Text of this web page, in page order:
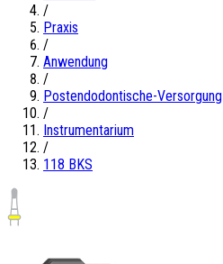
/
Praxis
/
Anwendung
/
Postendodontische-Versorgung
/
Instrumentarium
/
118 BKS